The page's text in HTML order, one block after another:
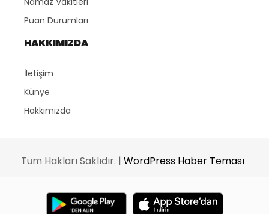
Puan Durumları
HAKKIMIZDA
İletişim
Künye
Hakkımızda
Tüm Hakları Saklıdır. | WordPress Haber Teması